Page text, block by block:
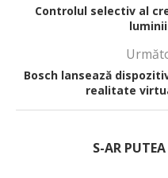
Controlul selectiv al
Bosch lansează
realitate
S-AR